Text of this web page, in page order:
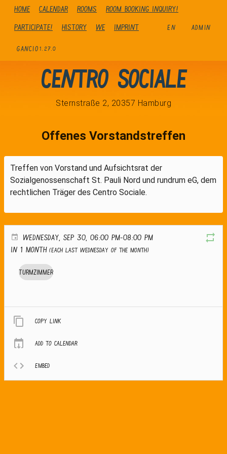
Home Calendar Rooms
Room booking inquiry!
Participate!
history We Imprint EN ADMIN
GANCIO 1.27.0
Centro Sociale
Sternstraße 2, 20357 Hamburg
Offenes Vorstandstreffen
Treffen von Vorstand und Aufsichtsrat der
Sozialgenossenschaft St. Pauli Nord und rundrum eG, dem
rechtlichen Träger des Centro Sociale.
WEDNESDAY, SEP 30, 06:00 PM-08:00 PM
in 1 month(Each last Wednesday of the month)
Turmzimmer
Copy link
Add to calendar
Embed